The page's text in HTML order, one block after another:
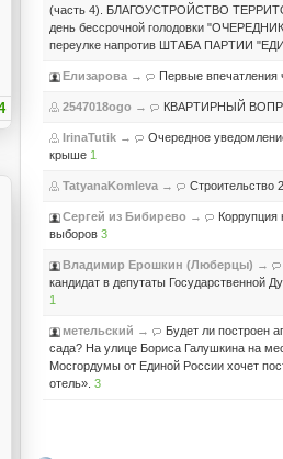
(часть 4). БЛАГОУСТРОЙСТВО
день бессрочной голодовки
переулке напротив ШТАБА ПАРТИИ
Елизарова→ Первые впечатления
2547018ogo → КВАРТИРНЫЙ
IrinaTutik→
Очередное
крыше 1
TatyanaKomleva→ Строительство
Сергей из Бибирево →
Коррупция
выборов 3
Владимир Ерошкин (Люберцы) →
кандидат в депутаты Государственной
1
метельский →
Будет ли построен
сада? На улице Бориса Галушкина на
Мосгордумы от Единой России хочет
отель». 3